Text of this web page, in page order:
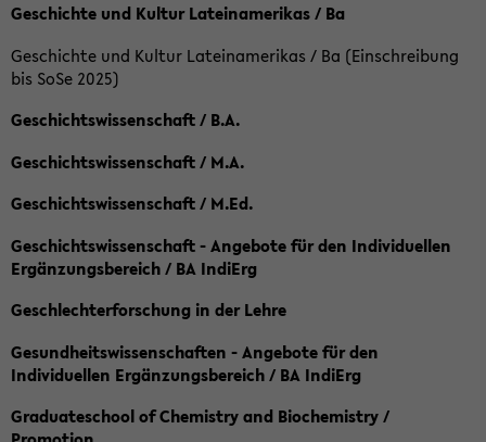
Geschichte und Kultur Lateinamerikas / Ba
Geschichte und Kultur Lateinamerikas / Ba (Einschreibung
bis SoSe 2025)
Geschichtswissenschaft / B.A.
Geschichtswissenschaft / M.A.
Geschichtswissenschaft / M.Ed.
Geschichtswissenschaft - Angebote für den Individuellen
Ergänzungsbereich / BA IndiErg
Geschlechterforschung in der Lehre
Gesundheitswissenschaften - Angebote für den
Individuellen Ergänzungsbereich / BA IndiErg
Graduateschool of Chemistry and Biochemistry /